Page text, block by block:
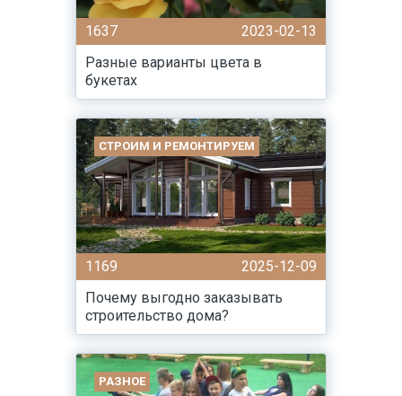
1637
2023-02-13
Разные варианты цвета в
букетах
СТРОИМ И РЕМОНТИРУЕМ
1169
2025-12-09
Почему выгодно заказывать
строительство дома?
РАЗНОЕ